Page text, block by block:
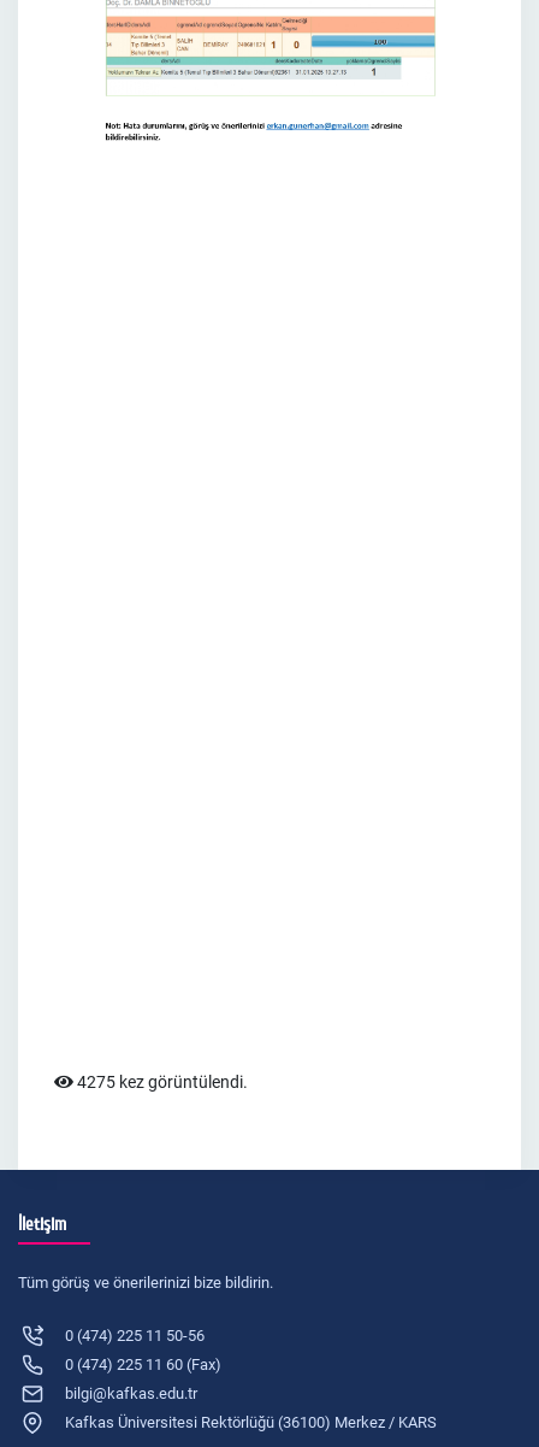
4275 kez görüntülendi.
İletişim
Tüm görüş ve önerilerinizi bize bildirin.
0 (474) 225 11 50-56
0 (474) 225 11 60 (Fax)
bilgi@kafkas.edu.tr
Kafkas Üniversitesi Rektörlüğü (36100) Merkez / KARS